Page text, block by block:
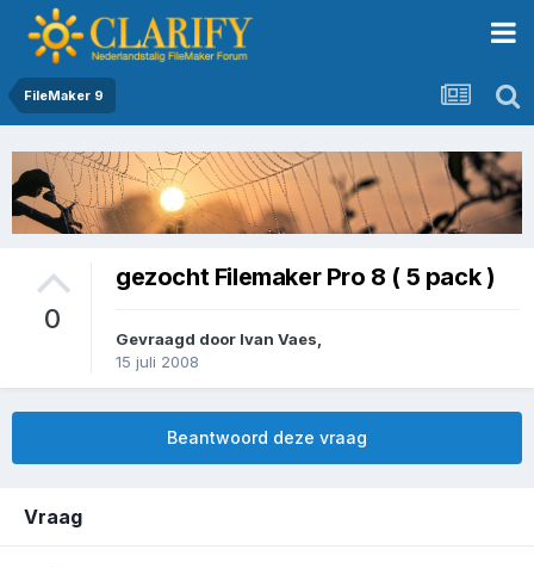
FileMaker 9
0
gezocht Filemaker Pro 8 ( 5 pack )
Gevraagd door Ivan Vaes
15 juli 2008
Beantwoord deze vraag
Vraag